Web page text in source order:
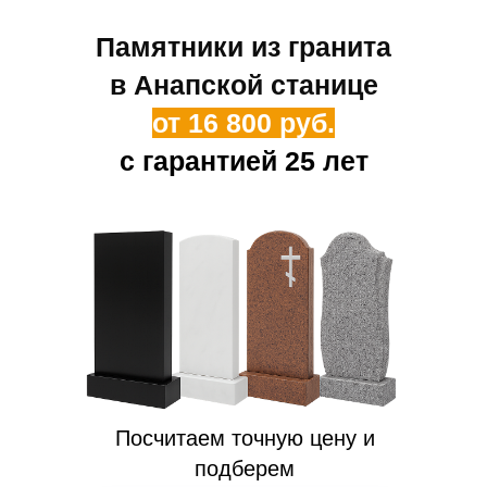
Памятники из гранита
в Анапской станице
от 16 800 руб.
с гарантией 25 лет
Посчитаем точную цену и
подберем